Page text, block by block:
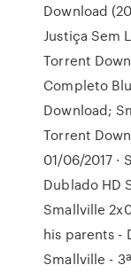
Download
Justiça Sem
Torrent
Completo
Download;
Torrent
01/06/2017 ·
Dublado HD
Smallville
his parents -
Smallville -